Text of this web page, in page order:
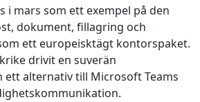
i mars som ett exempel på den
dokument, fillagring och
ett europeisktägt kontorspaket.
drivit en suverän
ett alternativ till Microsoft Teams